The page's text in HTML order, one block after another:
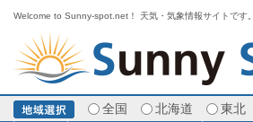
Welcome to Sunny-spot.net！ 天気・気象情報サイトです。
全国 北海道 東北